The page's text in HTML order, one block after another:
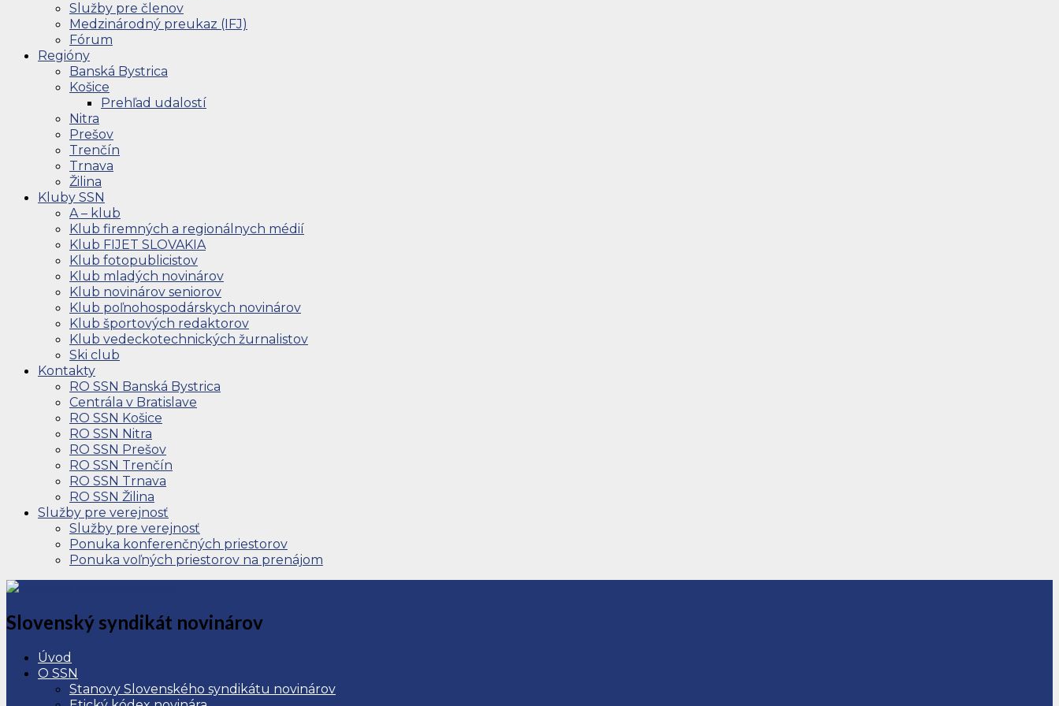
Služby pre členov
Medzinárodný preukaz (IFJ)
Fórum
Regióny
Banská Bystrica
Košice
Prehľad udalostí
Nitra
Prešov
Trenčín
Trnava
Žilina
Kluby SSN
A – klub
Klub firemných a regionálnych médií
Klub FIJET SLOVAKIA
Klub fotopublicistov
Klub mladých novinárov
Klub novinárov seniorov
Klub poľnohospodárskych novinárov
Klub športových redaktorov
Klub vedeckotechnických žurnalistov
Ski club
Kontakty
RO SSN Banská Bystrica
Centrála v Bratislave
RO SSN Košice
RO SSN Nitra
RO SSN Prešov
RO SSN Trenčín
RO SSN Trnava
RO SSN Žilina
Služby pre verejnosť
Služby pre verejnosť
Ponuka konferenčných priestorov
Ponuka voľných priestorov na prenájom
Slovenský syndikát novinárov
Úvod
O SSN
Stanovy Slovenského syndikátu novinárov